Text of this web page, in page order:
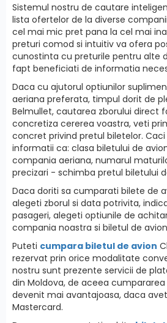
Sistemul nostru de cautare
lista ofertelor de la diverse
cel mai mic pret pana la cel mai
preturi comod si intuitiv va ofera
cunostinta cu preturile pentru alte
fapt beneficiati de informatia
Daca cu ajutorul optiunilor
aeriana preferata, timpul dorit de
Belmullet, cautarea zborului direct
concretiza cererea voastra, veti
concret privind pretul biletelor.
informatii ca: clasa biletului de
compania aeriana, numarul
precizari - schimba pretul biletului
Daca doriti sa cumparati bilete de
alegeti zborul si data potrivita,
pasageri, alegeti optiunile de
compania noastra si biletul de
Puteti cumpara biletul de avion
rezervat prin orice modalitate
nostru sunt prezente servicii de
din Moldova, de aceea
devenit mai avantajoasa, daca
Mastercard.